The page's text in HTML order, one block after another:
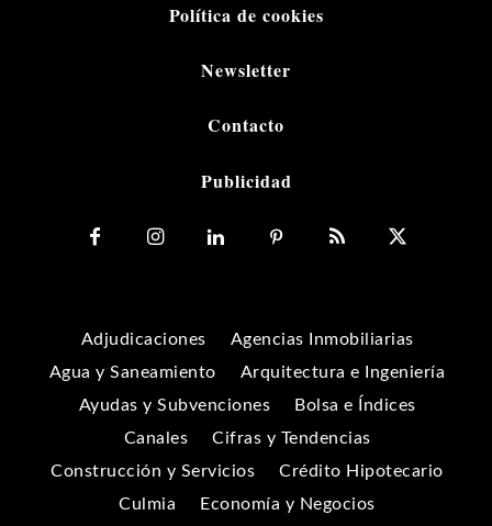
Política de cookies
Newsletter
Contacto
Publicidad
Adjudicaciones
Agencias Inmobiliarias
Agua y Saneamiento
Arquitectura e Ingeniería
Ayudas y Subvenciones
Bolsa e Índices
Canales
Cifras y Tendencias
Construcción y Servicios
Crédito Hipotecario
Culmia
Economía y Negocios